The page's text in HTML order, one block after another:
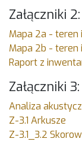
Załączniki 2:
Mapa 2a - teren
Mapa 2b - teren
Raport z
Załączniki 3:
Analiza
Z-3.1 Arkusze
Z-3.1_3.2